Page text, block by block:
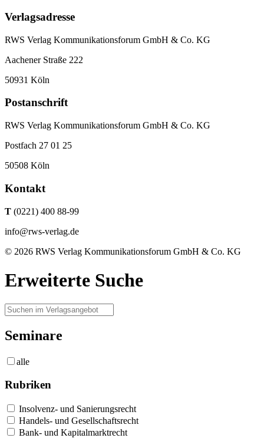
Verlagsadresse
RWS Verlag Kommunikationsforum GmbH & Co. KG
Aachener Straße 222
50931 Köln
Postanschrift
RWS Verlag Kommunikationsforum GmbH & Co. KG
Postfach 27 01 25
50508 Köln
Kontakt
T (0221) 400 88-99
info@rws-verlag.de
© 2026 RWS Verlag Kommunikationsforum GmbH & Co. KG
Erweiterte Suche
Seminare
alle
Rubriken
Insolvenz- und Sanierungsrecht
Handels- und Gesellschaftsrecht
Bank- und Kapitalmarktrecht